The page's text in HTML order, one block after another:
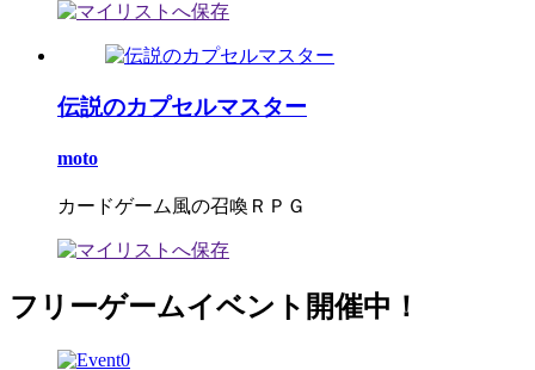
伝説のカプセルマスター
moto
カードゲーム風の召喚ＲＰＧ
フリーゲームイベント開催中！